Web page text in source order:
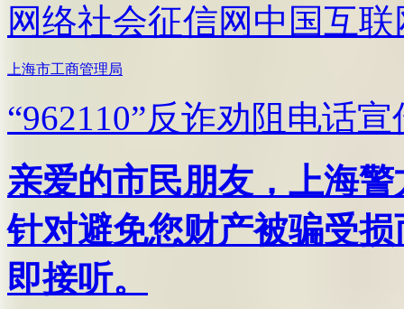
网络社会征信网 中国互
上海市工商管理局
“962110”反诈劝阻电话宣
亲爱的市民朋友，上海
针对避免您财产被骗受
即接听。